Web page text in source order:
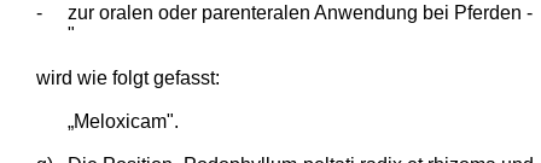
-
zur oralen oder parenteralen Anwendung bei Pferden -
"
wird wie folgt gefasst:
„Meloxicam".